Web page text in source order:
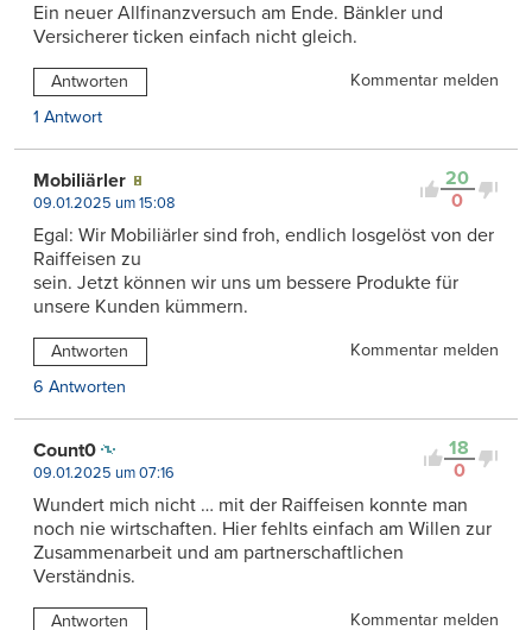
Ein neuer Allfinanzversuch am Ende. Bänkler und
Versicherer ticken einfach nicht gleich.
Antworten
Kommentar melden
1 Antwort
20
0
Mobiliärler
09.01.2025 um 15:08
Egal: Wir Mobiliärler sind froh, endlich losgelöst von der
Raiffeisen zu
sein. Jetzt können wir uns um bessere Produkte für
unsere Kunden kümmern.
Antworten
Kommentar melden
6 Antworten
18
0
Count0
09.01.2025 um 07:16
Wundert mich nicht … mit der Raiffeisen konnte man
noch nie wirtschaften. Hier fehlts einfach am Willen zur
Zusammenarbeit und am partnerschaftlichen
Verständnis.
Antworten Kommentar melden